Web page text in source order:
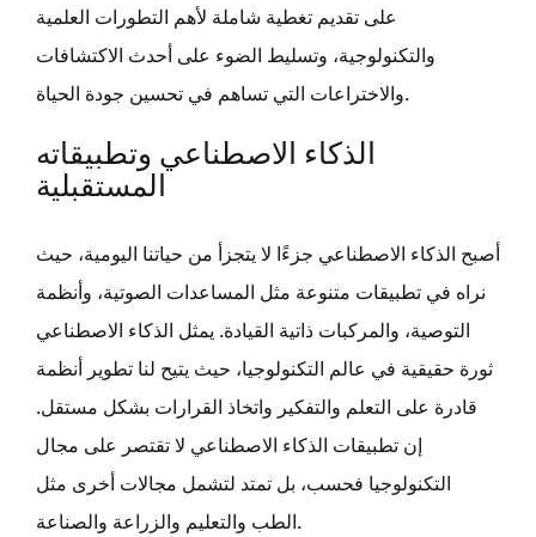
على تقديم تغطية شاملة لأهم التطورات العلمية
والتكنولوجية، وتسليط الضوء على أحدث الاكتشافات
والاختراعات التي تساهم في تحسين جودة الحياة.
الذكاء الاصطناعي وتطبيقاته
المستقبلية
أصبح الذكاء الاصطناعي جزءًا لا يتجزأ من حياتنا اليومية، حيث
نراه في تطبيقات متنوعة مثل المساعدات الصوتية، وأنظمة
التوصية، والمركبات ذاتية القيادة. يمثل الذكاء الاصطناعي
ثورة حقيقية في عالم التكنولوجيا، حيث يتيح لنا تطوير أنظمة
قادرة على التعلم والتفكير واتخاذ القرارات بشكل مستقل.
إن تطبيقات الذكاء الاصطناعي لا تقتصر على مجال
التكنولوجيا فحسب، بل تمتد لتشمل مجالات أخرى مثل
الطب والتعليم والزراعة والصناعة.